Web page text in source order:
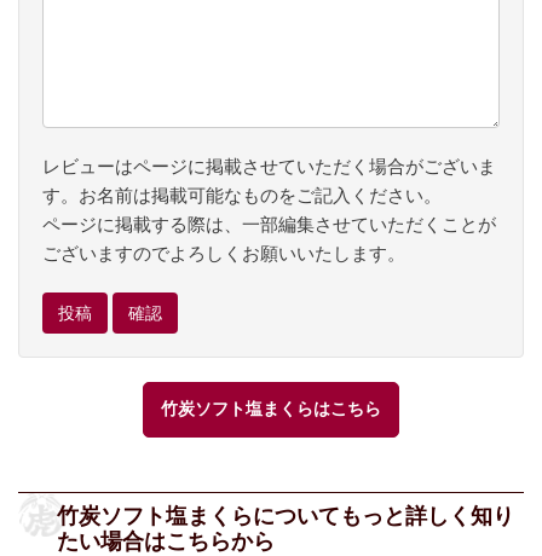
レビューはページに掲載させていただく場合がございま
す。お名前は掲載可能なものをご記入ください。
ページに掲載する際は、一部編集させていただくことが
ございますのでよろしくお願いいたします。
竹炭ソフト塩まくらはこちら
竹炭ソフト塩まくらについてもっと詳しく知り
たい場合はこちらから